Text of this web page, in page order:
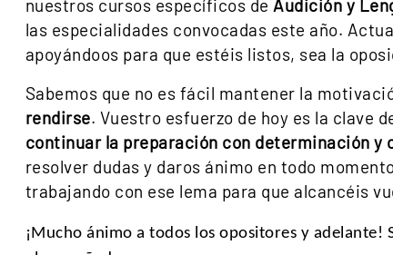
nuestros cursos específicos de Audición y
las especialidades convocadas este año.
apoyándoos para que estéis listos, sea la
Sabemos que no es fácil mantener la
rendirse. Vuestro esfuerzo de hoy es la clave
continuar la preparación con determinación y
resolver dudas y daros ánimo en todo
trabajando con ese lema para que alcancéis
¡Mucho ánimo a todos los opositores y